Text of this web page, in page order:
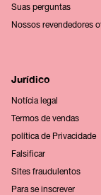
Suas perguntas
Nossos revendedores
Jurídico
Notícia legal
Termos de vendas
política de Privacidade
Falsificar
Sites fraudulentos
Para se inscrever